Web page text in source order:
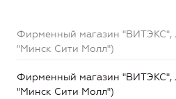
Фирменный магазин "ВИТЭКС",
"Минск Сити Молл")
Фирменный магазин "ВИТЭКС",
"Минск Сити Молл")